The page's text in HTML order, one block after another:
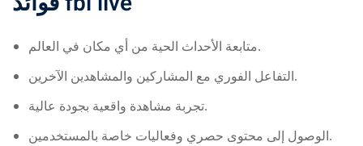
متابعة الأحداث الحية من أي مكان في العالم.
التفاعل الفوري مع المشاركين والمشاهدين الآخرين.
تجربة مشاهدة واقعية بجودة عالية.
الوصول إلى محتوى حصري وفعاليات خاصة بالمستخدمين.